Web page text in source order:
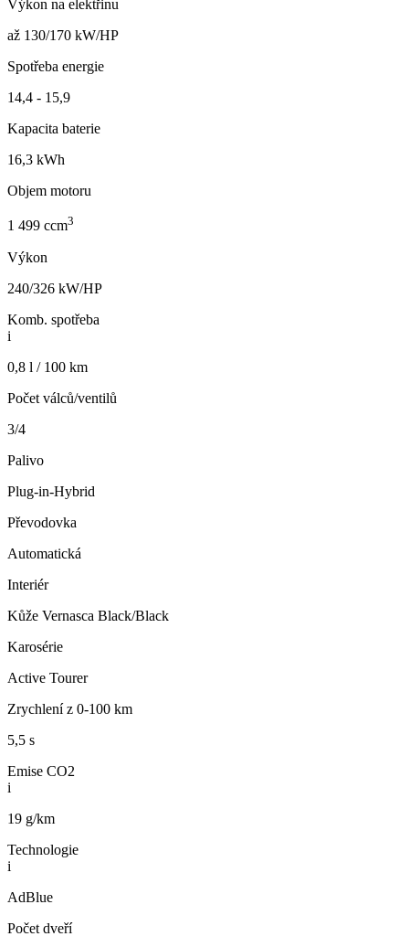
Výkon na elektřinu
až 130/170 kW/HP
Spotřeba energie
14,4 - 15,9
Kapacita baterie
16,3 kWh
Objem motoru
1 499 ccm3
Výkon
240/326 kW/HP
Komb. spotřeba
i
0,8 l / 100 km
Počet válců/ventilů
3/4
Palivo
Plug-in-Hybrid
Převodovka
Automatická
Interiér
Kůže Vernasca Black/Black
Karosérie
Active Tourer
Zrychlení z 0-100 km
5,5 s
Emise CO2
i
19 g/km
Technologie
i
AdBlue
Počet dveří